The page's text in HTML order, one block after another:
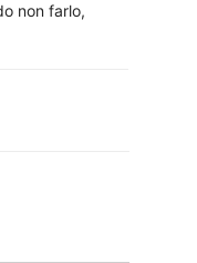
non farlo,